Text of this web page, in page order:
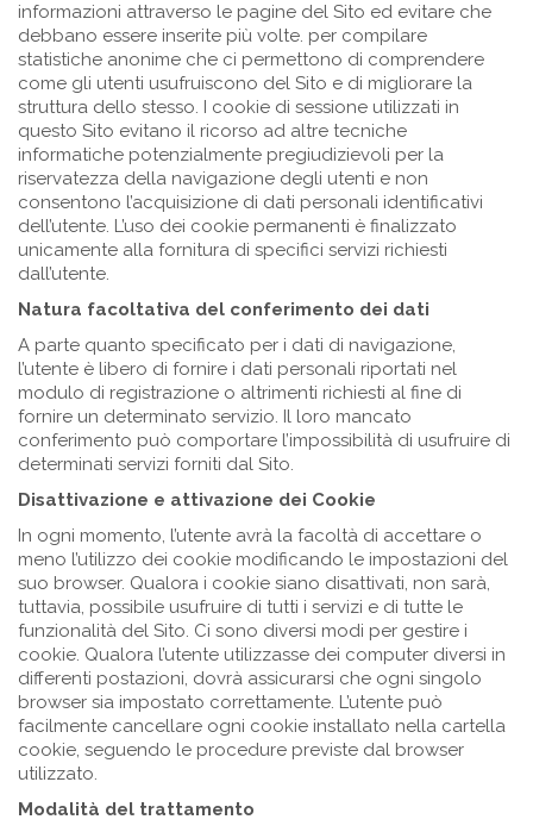
informazioni attraverso le pagine del Sito ed evitare che
debbano essere inserite più volte. per compilare
statistiche anonime che ci permettono di comprendere
come gli utenti usufruiscono del Sito e di migliorare la
struttura dello stesso. I cookie di sessione utilizzati in
questo Sito evitano il ricorso ad altre tecniche
informatiche potenzialmente pregiudizievoli per la
riservatezza della navigazione degli utenti e non
consentono l’acquisizione di dati personali identificativi
dell’utente. L’uso dei cookie permanenti è finalizzato
unicamente alla fornitura di specifici servizi richiesti
dall’utente.
Natura facoltativa del conferimento dei dati
A parte quanto specificato per i dati di navigazione,
l’utente è libero di fornire i dati personali riportati nel
modulo di registrazione o altrimenti richiesti al fine di
fornire un determinato servizio. Il loro mancato
conferimento può comportare l’impossibilità di usufruire di
determinati servizi forniti dal Sito.
Disattivazione e attivazione dei Cookie
In ogni momento, l’utente avrà la facoltà di accettare o
meno l’utilizzo dei cookie modificando le impostazioni del
suo browser. Qualora i cookie siano disattivati, non sarà,
tuttavia, possibile usufruire di tutti i servizi e di tutte le
funzionalità del Sito. Ci sono diversi modi per gestire i
cookie. Qualora l’utente utilizzasse dei computer diversi in
differenti postazioni, dovrà assicurarsi che ogni singolo
browser sia impostato correttamente. L’utente può
facilmente cancellare ogni cookie installato nella cartella
cookie, seguendo le procedure previste dal browser
utilizzato.
Modalità del trattamento